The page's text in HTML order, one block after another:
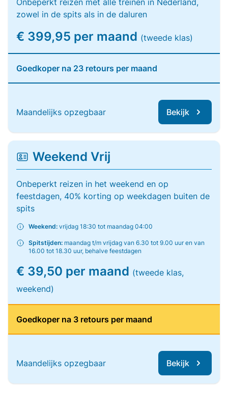
Onbeperkt reizen met alle treinen in Nederland,
zowel in de spits als in de daluren
€ 399,95 per maand (tweede klas)
Goedkoper na 23 retours per maand
Maandelijks opzegbaar Bekijk
Weekend Vrij
Onbeperkt reizen in het weekend en op
feestdagen, 40% korting op weekdagen buiten de
spits
Weekend: vrijdag 18:30 tot maandag 04:00
Spitstijden: maandag t/m vrijdag van 6.30 tot 9.00 uur en van
16.00 tot 18.30 uur, behalve feestdagen
€ 39,50 per maand (tweede klas,
weekend)
Goedkoper na 3 retours per maand
Maandelijks opzegbaar Bekijk